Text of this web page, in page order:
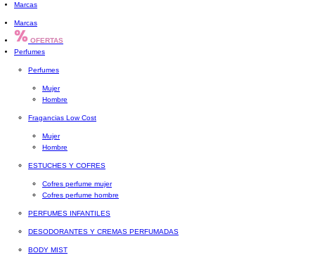
Marcas
Marcas
OFERTAS
Perfumes
Perfumes
Mujer
Hombre
Fragancias Low Cost
Mujer
Hombre
ESTUCHES Y COFRES
Cofres perfume mujer
Cofres perfume hombre
PERFUMES INFANTILES
DESODORANTES Y CREMAS PERFUMADAS
BODY MIST